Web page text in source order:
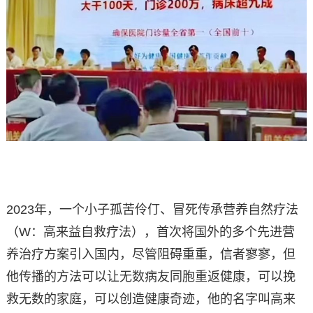
2023年，一个小子孤苦伶仃、冒死传承营养自然疗法
（W：高来益自救疗法），首次将国外的多个先进营
养治疗方案引入国内，尽管阻碍重重，信者寥寥，但
他传播的方法可以让无数病友同胞重返健康，可以挽
救无数的家庭，可以创造健康奇迹，他的名字叫高来